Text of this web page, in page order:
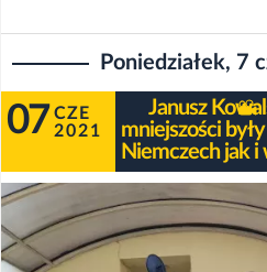
Poniedziałek, 7
07 CZE
2021
Janusz
mniejszości
Niemczech jak i